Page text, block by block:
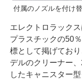
付属のノズルを付け
エレクトロラック
プラスチックの50
標として掲げてお
デルのクリーナー
したキャニスター